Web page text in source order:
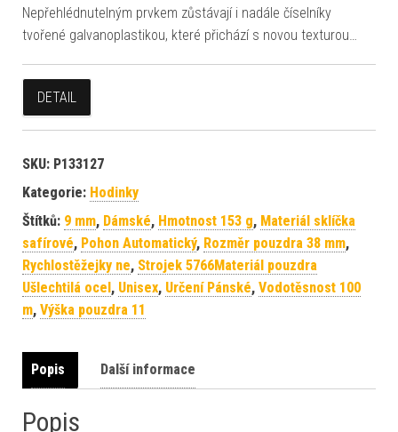
Nepřehlédnutelným prvkem zůstávají i nadále číselníky
tvořené galvanoplastikou, které přichází s novou texturou…
DETAIL
SKU: P133127
Kategorie: Hodinky
Štítků: 9 mm, Dámské, Hmotnost 153 g, Materiál sklíčka
safírové, Pohon Automatický, Rozměr pouzdra 38 mm,
Rychlostěžejky ne, Strojek 5766Materiál pouzdra
Ušlechtilá ocel, Unisex, Určení Pánské, Vodotěsnost 100
m, Výška pouzdra 11
Popis Další informace
Popis